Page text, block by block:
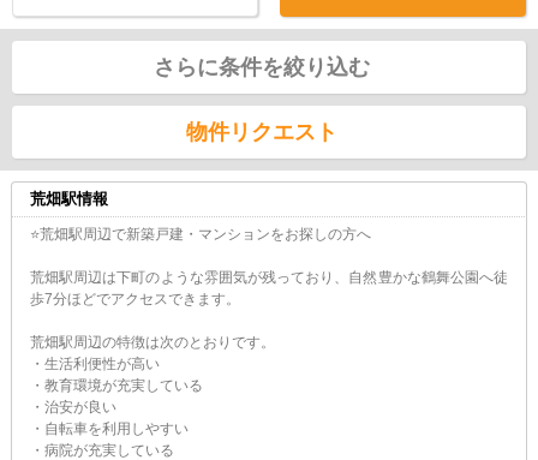
さらに条件を絞り込む
物件リクエスト
荒畑駅情報
⭐荒畑駅周辺で新築戸建・マンションをお探しの方へ
荒畑駅周辺は下町のような雰囲気が残っており、自然豊かな鶴舞公園へ徒
歩7分ほどでアクセスできます。
荒畑駅周辺の特徴は次のとおりです。
・生活利便性が高い
・教育環境が充実している
・治安が良い
・自転車を利用しやすい
・病院が充実している